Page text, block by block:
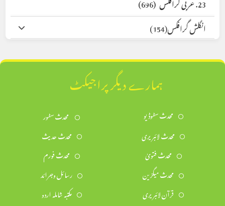
انگلش گرافکس(154)
ہمارے دیگر پراجیکٹ
محدث سٹوڈیو
محدث سٹور
محدث لائبریری
محدث حدیث
محدث فتویٰ
محدث فورم
محدث میگزین
رسائل وجرائد
قرآن لائبریری
مکتبہ شاملہ اردو